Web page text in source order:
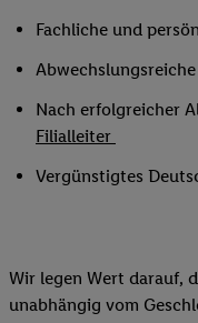
Fachliche und
Nach erfolgreicher
Filialleiter
Vergünstigtes
Wir legen Wert darauf,
unabhängig vom